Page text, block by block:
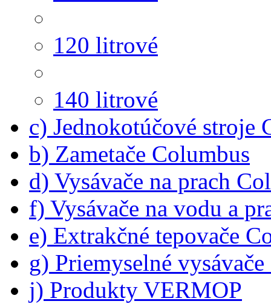
120 litrové
140 litrové
c) Jednokotúčové stroje
b) Zametače Columbus
d) Vysávače na prach
f) Vysávače na vodu a
e) Extrakčné tepovače
g) Priemyselné
j) Produkty VERMOP